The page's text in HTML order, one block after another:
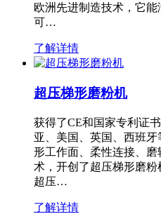
欧洲先进制造技术，它
可…
了解详情
超压梯形磨粉机
获得了CE和国家专利证
亚、美国、英国、西班
形工作面、柔性连接、
术，开创了超压梯形磨
超压…
了解详情